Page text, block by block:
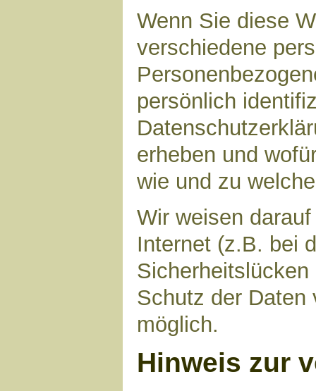
Wenn Sie diese
verschiedene
persönlich
erheben und
wie und zu
Wir weisen
Internet (z.B. bei
Schutz der Daten
möglich.
Hinweis zur